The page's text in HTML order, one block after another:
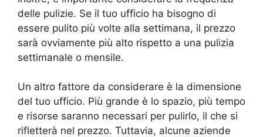
delle pulizie. Se il tuo ufficio ha bisogno di
essere pulito più volte alla settimana, il prezzo
sarà ovviamente più alto rispetto a una pulizia
settimanale o mensile.
Un altro fattore da considerare è la dimensione
del tuo ufficio. Più grande è lo spazio, più tempo
e risorse saranno necessari per pulirlo, il che si
rifletterà nel prezzo. Tuttavia, alcune aziende